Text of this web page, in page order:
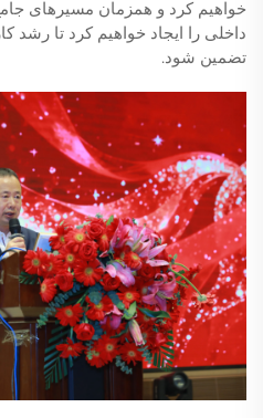
خواهیم کرد و همزمان مسیرهای
داخلی را ایجاد خواهیم کرد تا رشد
تضمین شود.